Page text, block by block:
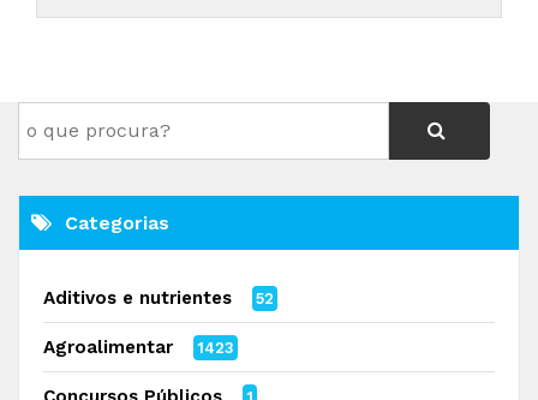
Categorias
Aditivos e nutrientes 52
Agroalimentar 1423